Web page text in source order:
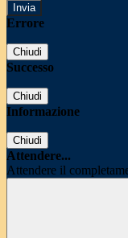
Errore
Chiudi
Successo
Chiudi
Informazione
Chiudi
Attendere...
Attendere il